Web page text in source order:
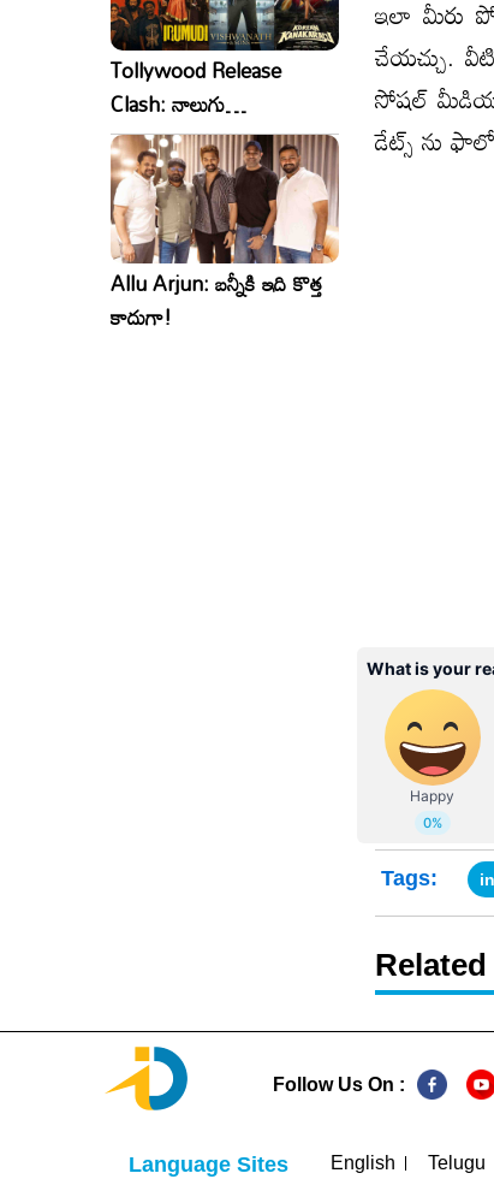
Tollywood Release
Clash: నాలుగు
సినిమాలు..ఒకేసారి..ఎందుకో?
Allu Arjun: బన్నీకి ఇది కొత్త
కాదుగా!
ఇలా మీరు
చేయచ్చు.
సోషల్
డేట్స్ ను
Tags:
Follow Us On :
Language Sites English Telugu